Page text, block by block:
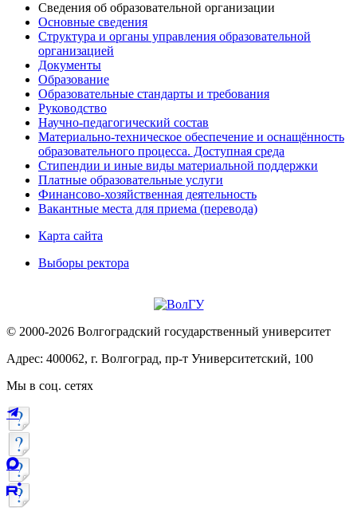
Сведения об образовательной организации
Основные сведения
Структура и органы управления образовательной
организацией
Документы
Образование
Образовательные стандарты и требования
Руководство
Научно-педагогический состав
Материально-техническое обеспечение и оснащённость
образовательного процесса. Доступная среда
Стипендии и иные виды материальной поддержки
Платные образовательные услуги
Финансово-хозяйственная деятельность
Вакантные места для приема (перевода)
Карта сайта
Выборы ректора
© 2000-2026 Волгоградский государственный университет
Адрес: 400062, г. Волгоград, пр-т Университетский, 100
Мы в соц. сетях